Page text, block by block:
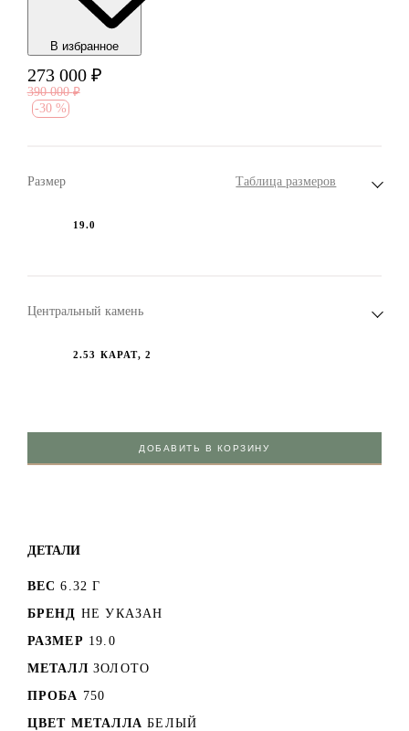
В избранноe
273 000 ₽
390 000 ₽
-30 %
Размер Таблица размеров
19.0
Центральный камень
2.53 КАРАТ, 2
ДОБАВИТЬ В КОРЗИНУ
ДЕТАЛИ
ВЕС 6.32 Г
БРЕНД НЕ УКАЗАН
РАЗМЕР 19.0
МЕТАЛЛ ЗОЛОТО
ПРОБА 750
ЦВЕТ МЕТАЛЛА БЕЛЫЙ